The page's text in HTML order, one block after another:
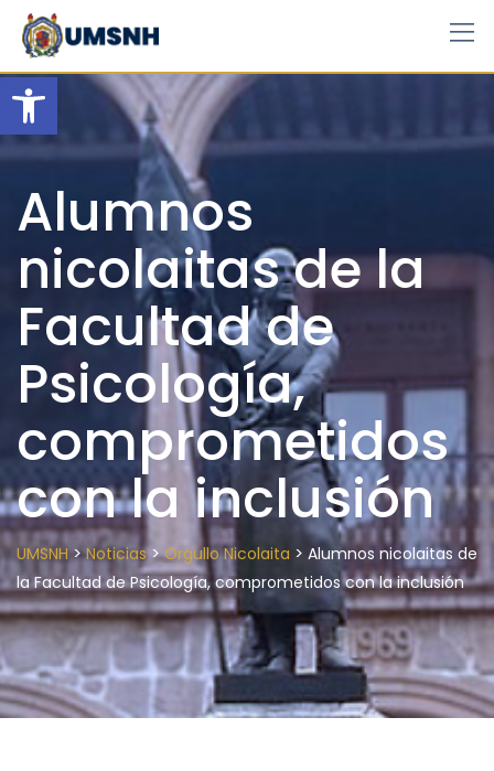
Open toolbar
Skip
content
Alumnos
nicolaitas de la
Facultad de
Psicología,
comprometidos
con la inclusión
UMSNH>Noticias>Orgullo Nicolaita > Alumnos nicolaitas de
la Facultad de Psicología, comprometidos con la inclusión